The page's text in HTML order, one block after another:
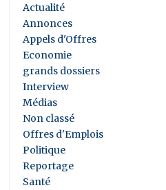
Actualité
Annonces
Appels d'Offres
Economie
grands dossiers
Interview
Médias
Non classé
Offres d'Emplois
Politique
Reportage
Santé